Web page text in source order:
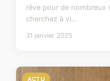
rêve pour de nombreux
cherchez à vi...
31 janvier 2025
ACTU